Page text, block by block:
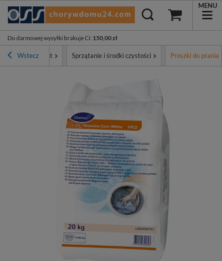
Do darmowej wysyłki brakuje Ci: 150,00 zł
MENU
Wstecz
Asortyment Sprzątanie i środki czystości Proszki do prania